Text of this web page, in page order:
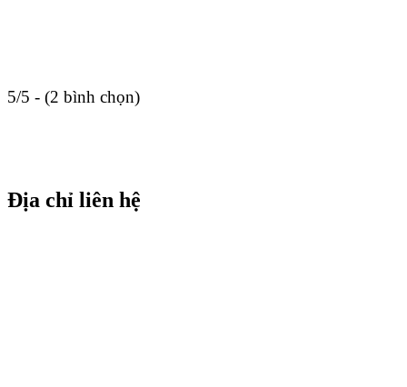
5/5 - (2 bình chọn)
Địa chỉ liên hệ